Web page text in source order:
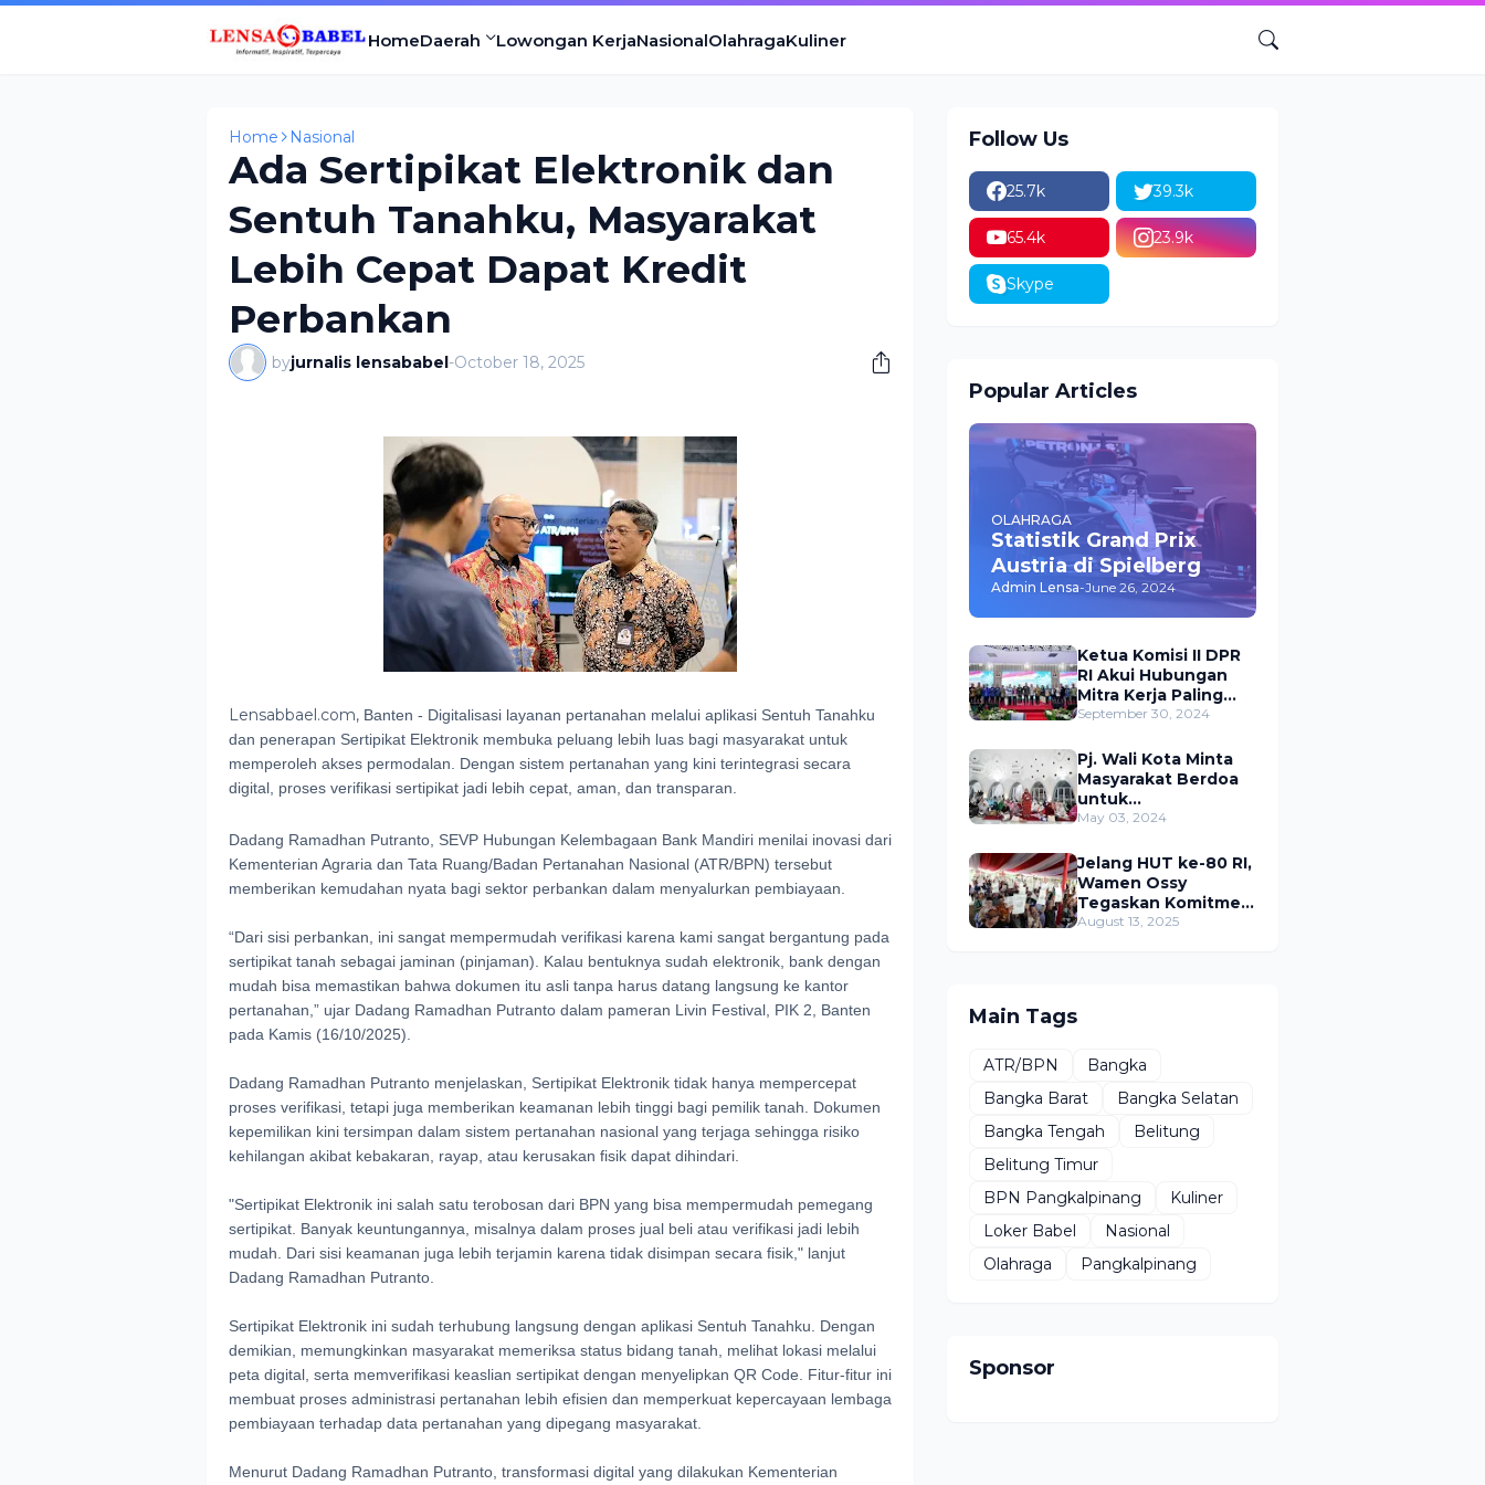
HomeDaerah Lowongan KerjaNasionalOlahragaKuliner
Home Nasional
Ada Sertipikat Elektronik dan
Sentuh Tanahku, Masyarakat
Lebih Cepat Dapat Kredit
Perbankan
byjurnalis lensababel-October 18, 2025
Lensabbael.com, Banten - Digitalisasi layanan pertanahan melalui aplikasi Sentuh Tanahku
dan penerapan Sertipikat Elektronik membuka peluang lebih luas bagi masyarakat untuk
memperoleh akses permodalan. Dengan sistem pertanahan yang kini terintegrasi secara
digital, proses verifikasi sertipikat jadi lebih cepat, aman, dan transparan.
Dadang Ramadhan Putranto, SEVP Hubungan Kelembagaan Bank Mandiri menilai inovasi dari
Kementerian Agraria dan Tata Ruang/Badan Pertanahan Nasional (ATR/BPN) tersebut
memberikan kemudahan nyata bagi sektor perbankan dalam menyalurkan pembiayaan.
“Dari sisi perbankan, ini sangat mempermudah verifikasi karena kami sangat bergantung pada
sertipikat tanah sebagai jaminan (pinjaman). Kalau bentuknya sudah elektronik, bank dengan
mudah bisa memastikan bahwa dokumen itu asli tanpa harus datang langsung ke kantor
pertanahan,” ujar Dadang Ramadhan Putranto dalam pameran Livin Festival, PIK 2, Banten
pada Kamis (16/10/2025).
Dadang Ramadhan Putranto menjelaskan, Sertipikat Elektronik tidak hanya mempercepat
proses verifikasi, tetapi juga memberikan keamanan lebih tinggi bagi pemilik tanah. Dokumen
kepemilikan kini tersimpan dalam sistem pertanahan nasional yang terjaga sehingga risiko
kehilangan akibat kebakaran, rayap, atau kerusakan fisik dapat dihindari.
"Sertipikat Elektronik ini salah satu terobosan dari BPN yang bisa mempermudah pemegang
sertipikat. Banyak keuntungannya, misalnya dalam proses jual beli atau verifikasi jadi lebih
mudah. ​​Dari sisi keamanan juga lebih terjamin karena tidak disimpan secara fisik," lanjut
Dadang Ramadhan Putranto.
Sertipikat Elektronik ini sudah terhubung langsung dengan aplikasi Sentuh Tanahku. Dengan
demikian, memungkinkan masyarakat memeriksa status bidang tanah, melihat lokasi melalui
peta digital, serta memverifikasi keaslian sertipikat dengan menyelipkan QR Code. Fitur-fitur ini
membuat proses administrasi pertanahan lebih efisien dan memperkuat kepercayaan lembaga
pembiayaan terhadap data pertanahan yang dipegang masyarakat.
Menurut Dadang Ramadhan Putranto, transformasi digital yang dilakukan Kementerian
Follow Us
25.7k 39.3k
65.4k 23.9k
Skype
Popular Articles
OLAHRAGA
Statistik Grand Prix
Austria di Spielberg
Admin Lensa-June 26, 2024
Ketua Komisi II DPR
RI Akui Hubungan
Mitra Kerja Paling
Akrab dengan
ATR/BPN
September 30, 2024
Pj. Wali Kota Minta
Masyarakat Berdoa
untuk
Pangkalpinang,
di 2024 Berjalan
Lancar
May 03, 2024
Jelang HUT ke-80 RI,
Wamen Ossy
Tegaskan Komitmen
Presiden Prabowo
August 13, 2025
Main Tags
ATR/BPN
Bangka
Bangka Barat
Bangka Selatan
Bangka Tengah
Belitung
Belitung Timur
BPN Pangkalpinang
Kuliner
Loker Babel
Nasional
Olahraga
Pangkalpinang
Sponsor